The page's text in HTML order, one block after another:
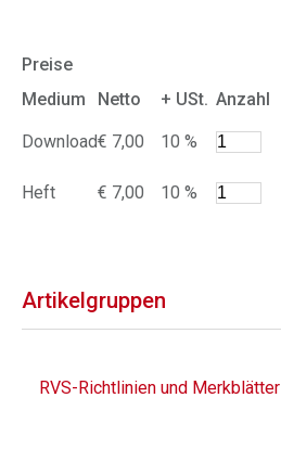
Preise
Medium
Netto + USt. Anzahl
Download€ 7,00 10 %
Heft € 7,00 10 %
Artikelgruppen
RVS-Richtlinien und Merkblätter